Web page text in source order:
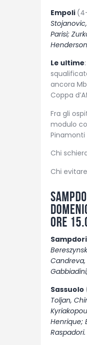
Empoli
Parisi;
Le ultime
ancora
Coppa
Fra gli
modulo
Pinamonti
Chi
Chi
ore
Candreva,
Sassuolo
Toljan,
Henrique;
Raspadori.